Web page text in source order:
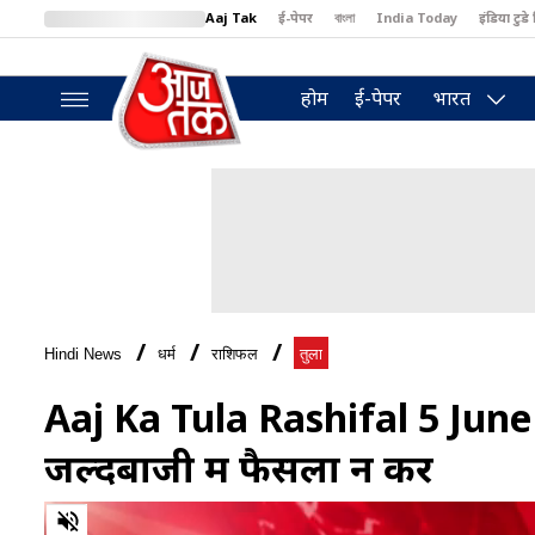
Aaj Tak ई-पेपर বাংলা India Today इंडिया टुडे
BT Bazaar
होम ई-पेपर भारत
Hindi News धर्म राशिफल तुला
Aaj Ka Tula Rashifal 5 June
जल्दबाजी में फैसला न करें
0
of